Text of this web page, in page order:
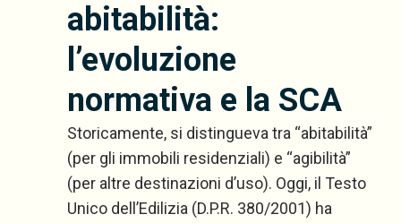
abitabilità:
l’evoluzione
normativa e la SCA
Storicamente, si distingueva tra “abitabilità”
(per gli immobili residenziali) e “agibilità”
(per altre destinazioni d’uso). Oggi, il Testo
Unico dell’Edilizia (D.P.R. 380/2001) ha